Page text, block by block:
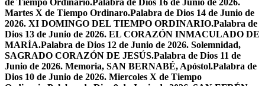
de Tiempo Ordinario.Palabra de Dios 16 de Junio de 2026.
Martes X de Tiempo Ordinaro.Palabra de Dios 14 de Junio de
2026. XI DOMINGO DEL TIEMPO ORDINARIO.Palabra de
Dios 13 de Junio de 2026. EL CORAZÓN INMACULADO DE
MARÍA.Palabra de Dios 12 de Junio de 2026. Solemnidad,
SAGRADO CORAZÓN DE JESÚS.Palabra de Dios 11 de
Junio de 2026. Memoria, SAN BERNABÉ, Apóstol.Palabra de
Dios 10 de Junio de 2026. Miercoles X de Tiempo